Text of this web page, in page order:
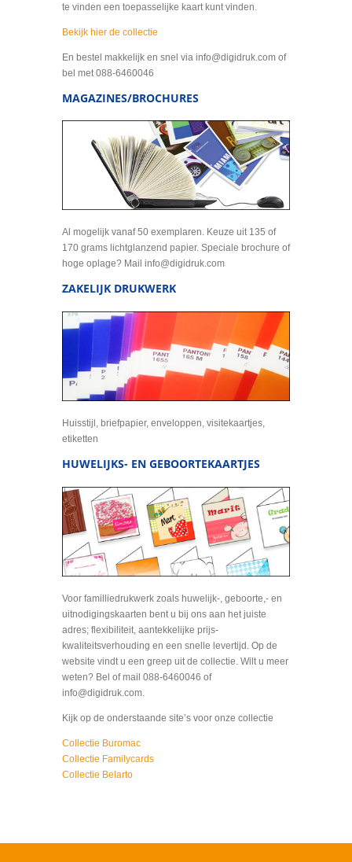
te vinden een toepasselijke kaart kunt vinden.
Bekijk hier de collectie
En bestel makkelijk en snel via info@digidruk.com of
bel met 088-6460046
MAGAZINES/BROCHURES
Al mogelijk vanaf 50 exemplaren. Keuze uit 135 of
170 grams lichtglanzend papier. Speciale brochure of
hoge oplage? Mail info@digidruk.com
ZAKELIJK DRUKWERK
Huisstijl, briefpapier, enveloppen, visitekaartjes,
etiketten
HUWELIJKS- EN GEBOORTEKAARTJES
Voor familliedrukwerk zoals huwelijk-, geboorte,- en
uitnodigingskaarten bent u bij ons aan het juiste
adres; flexibiliteit, aantekkelijke prijs-
kwaliteitsverhouding en een snelle levertijd. Op de
website vindt u een greep uit de collectie. Wilt u meer
weten? Bel of mail 088-6460046 of
info@digidruk.com.
Kijk op de onderstaande site’s voor onze collectie
Collectie Buromac
Collectie Familycards
Collectie Belarto